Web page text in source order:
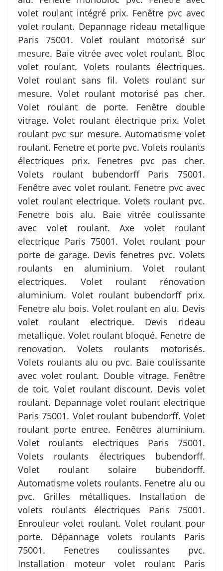
volet roulant intégré prix. Fenêtre pvc avec
volet roulant. Depannage rideau metallique
Paris 75001. Volet roulant motorisé sur
mesure. Baie vitrée avec volet roulant. Bloc
volet roulant. Volets roulants électriques.
Volet roulant sans fil. Volets roulant sur
mesure. Volet roulant motorisé pas cher.
Volet roulant de porte. Fenêtre double
vitrage. Volet roulant électrique prix. Volet
roulant pvc sur mesure. Automatisme volet
roulant. Fenetre et porte pvc. Volets roulants
électriques prix. Fenetres pvc pas cher.
Volets roulant bubendorff Paris 75001.
Fenêtre avec volet roulant. Fenetre pvc avec
volet roulant electrique. Volets roulant pvc.
Fenetre bois alu. Baie vitrée coulissante
avec volet roulant. Axe volet roulant
electrique Paris 75001. Volet roulant pour
porte de garage. Devis fenetres pvc. Volets
roulants en aluminium. Volet roulant
electriques. Volet roulant rénovation
aluminium. Volet roulant bubendorff prix.
Fenetre alu bois. Volet roulant en alu. Devis
volet roulant electrique. Devis rideau
metallique. Volet roulant bloqué. Fenetre de
renovation. Volets roulants motorisés.
Volets roulants alu ou pvc. Baie coulissante
avec volet roulant. Double vitrage. Fenêtre
de toit. Volet roulant discount. Devis volet
roulant. Depannage volet roulant electrique
Paris 75001. Volet roulant bubendorff. Volet
roulant porte entree. Fenêtres aluminium.
Volet roulants electriques Paris 75001.
Volets roulants électriques bubendorff.
Volet roulant solaire bubendorff.
Automatisme volets roulants. Fenetre alu ou
pvc. Grilles métalliques. Installation de
volets roulants électriques Paris 75001.
Enrouleur volet roulant. Volet roulant pour
porte. Dépannage volets roulants Paris
75001. Fenetres coulissantes pvc.
Installation moteur volet roulant Paris